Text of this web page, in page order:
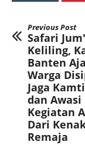
Previous Post
Safari
Keliling,
Banten
Warga
Jaga
dan Awasi
Kegiatan
Dari
Remaja